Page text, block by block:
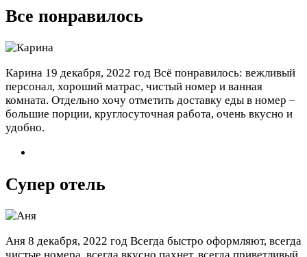
Все понравилось
Карина 19 декабря, 2022 год Всё понравилось: вежливый
персонал, хороший матрас, чистый номер и ванная
комната. Отдельно хочу отметить доставку еды в номер –
большие порции, круглосуточная работа, очень вкусно и
удобно.
Супер отель
Аня 8 декабря, 2022 год Всегда быстро оформляют, всегда